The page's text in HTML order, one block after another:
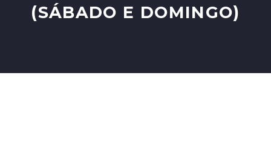
PUBLICAÇÕES
(SÁBADO E DOMINGO)